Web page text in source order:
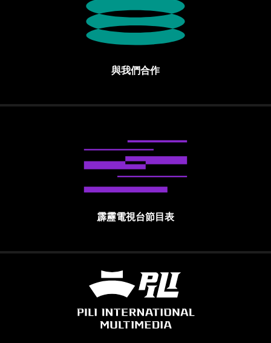
與我們合作
霹靂電視台節目表
霹靂國際多媒體股份有限公司 PILI